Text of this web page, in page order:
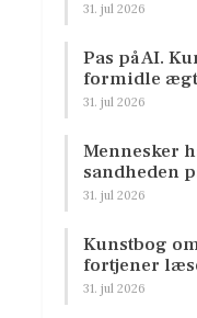
31. jul 2026
Pas på AI.
formidle
31. jul 2026
Mennesker
sandheden
31. jul 2026
Kunstbog
fortjener
31. jul 2026